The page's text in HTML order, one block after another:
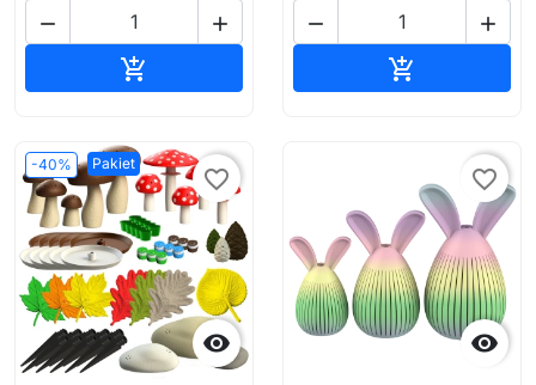
 

 

-40% Pakiet

favorite_border

favorite_border